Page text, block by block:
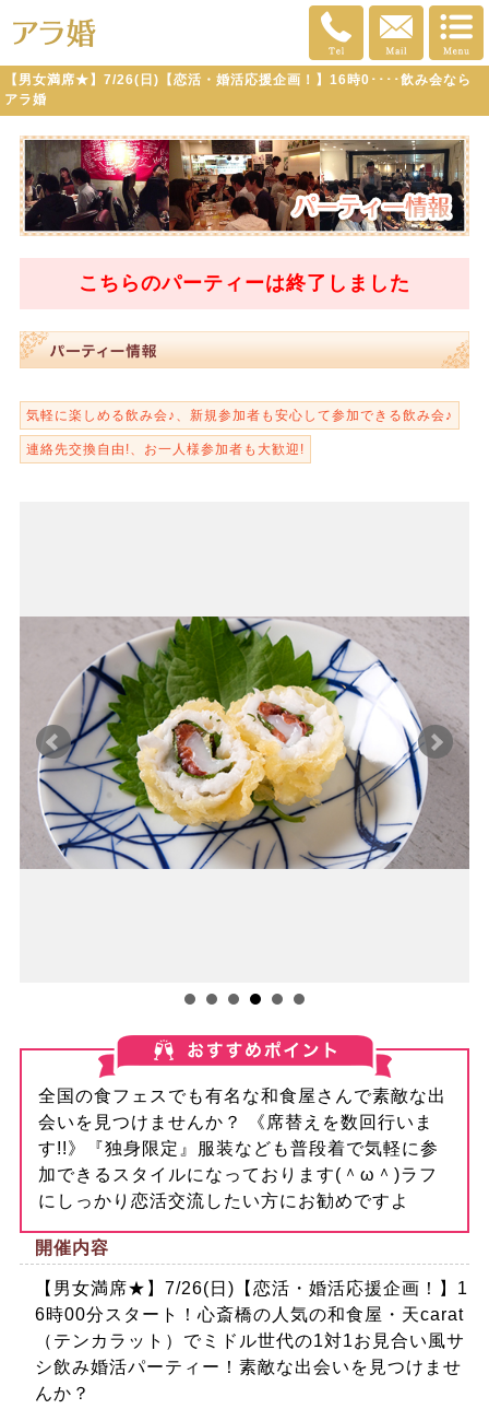
【男女満席★】7/26(日)【恋活・婚活応援企画！】16時0････飲み会なら
アラ婚
こちらのパーティーは終了 しました
気軽に楽しめる飲み会♪、新規参加者も安心して参加できる飲み会♪
連絡先交換自由!、お一人様参加者も大歓迎!
全国の食フェスでも有名な和食屋さんで素敵な出
会いを見つけませんか？ 《席替えを数回行いま
す!!》『独身限定』服装なども普段着で気軽に参
加できるスタイルになっております(＾ω＾)ラフ
にしっかり恋活交流したい方にお勧めですよ
開催内容
【男女満席★】7/26(日)【恋活・婚活応援企画！】1
6時00分スタート！心斎橋の人気の和食屋・天carat
（テンカラット）でミドル世代の1対1お見合い風サ
シ飲み婚活パーティー！素敵な出会いを見つけませ
んか？